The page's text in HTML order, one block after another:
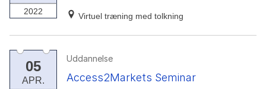
2022 Virtuel træning med tolkning
05
APR.
Uddannelse
Access2Markets Seminar